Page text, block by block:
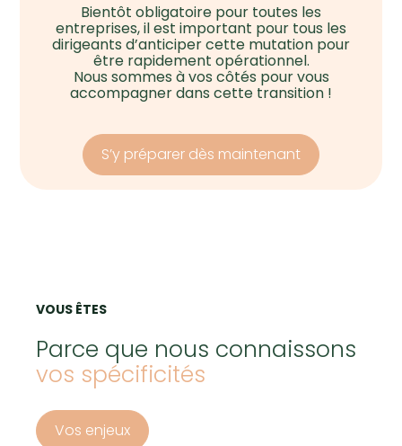
Bientôt obligatoire pour toutes les
entreprises, il est important pour tous les
dirigeants d’anticiper cette mutation pour
être rapidement opérationnel.
Nous sommes à vos côtés pour vous
accompagner dans cette transition !
S’y préparer dès maintenant
VOUS ÊTES
Parce que nous connaissons
vos spécificités
Vos enjeux